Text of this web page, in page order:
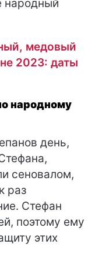
народный
медовый
2023: даты
народному
день,
сеновалом,
раз
Стефан
поэтому ему
этих